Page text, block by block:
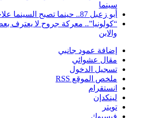
سينما
أبو زعبل 87.. حينما تصبح السينما علاجا للنفس
“كولونيا”.. معركة جروح لا يعترف
والابن
إضافة عمود جانبي
مقال عشوائي
تسجيل الدخول
ملخص الموقع RSS
انستقرام
لينكدإن
تويتر
فيسبوك